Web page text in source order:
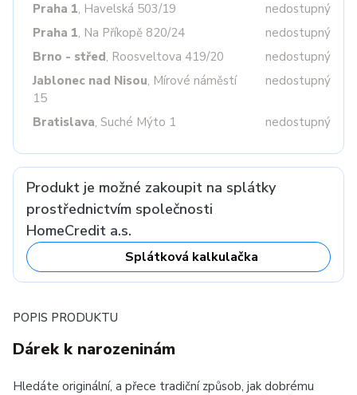
Praha 1, Havelská 503/19
nedostupný
Praha 1, Na Příkopě 820/24
nedostupný
Brno - střed, Roosveltova 419/20
nedostupný
Jablonec nad Nisou, Mírové náměstí
15
nedostupný
Bratislava, Suché Mýto 1 nedostupný
Produkt je možné zakoupit na splátky
prostřednictvím společnosti
HomeCredit a.s.
Splátková kalkulačka
POPIS PRODUKTU
Dárek k narozeninám
Hledáte originální, a přece tradiční způsob, jak dobrému